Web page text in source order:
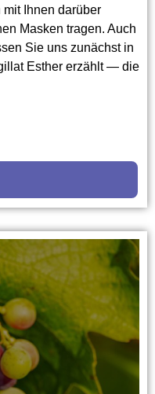
Ihnen darüber
Masken tragen. Auch
Sie uns zunächst in
Esther erzählt — die